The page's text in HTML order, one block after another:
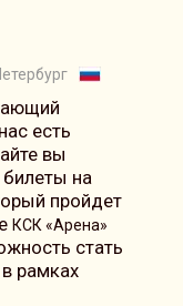
есть
вы
на
пройдет
КСК «Арена»
стать
рамках